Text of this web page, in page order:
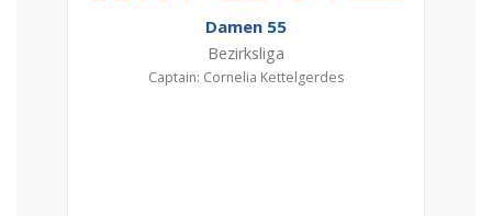
Damen 55
Bezirksliga
Captain: Cornelia Kettelgerdes